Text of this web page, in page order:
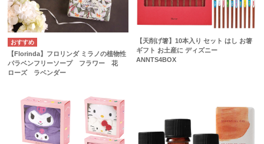
【Florinda】フロリンダ ミラノの植物性
パラベンフリーソープ フラワー 花
ローズ ラベンダー
【天削げ箸】10本入り セット はし お箸
ギフト お土産に ディズニー
ANNTS4BOX